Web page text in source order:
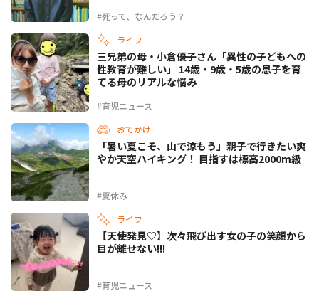
#死って、なんだろう？
ライフ
#育児ニュース
三兄弟の母・小倉優子さん「異性の子どもへの
性教育が難しい」 14歳・9歳・5歳の息子を育
てる母のリアルな悩み
おでかけ
#夏休み
「暑い夏こそ、山で涼もう」親子で行きたい爽
やか天空ハイキング！ 目指すは標高2000m級
ライフ
#育児ニュース
【天使発見♡】次々飛び出す女の子の笑顔から
目が離せない!!!